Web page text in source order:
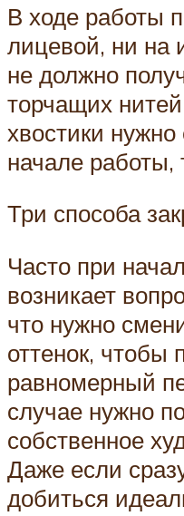
В ходе работы
лицевой, ни на
не должно
торчащих
хвостики нужно
начале работы,
Три способа
Часто при
возникает
что нужно
оттенок, чтобы
равномерный
случае нужно
собственное
Даже если
добиться